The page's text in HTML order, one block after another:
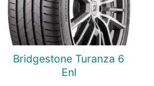
Bridgestone Turanza 6
Enl